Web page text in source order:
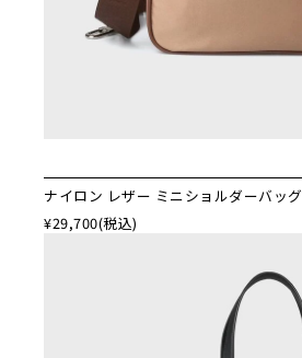
ナイロン レザー ミニショルダーバッグ
¥29,700(税込)